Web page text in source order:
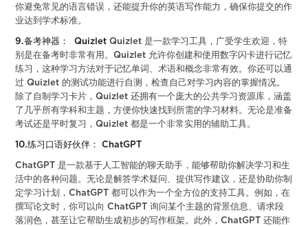
你避免常见的语言错误，还能提升你的英语写作能力，确保你提交的作
业达到学术标准。
9.备考神器： Quizlet Quizlet 是一款学习工具，广受学生欢迎，特
别是在备考时非常有用。Quizlet 允许你创建和使用数字闪卡进行记忆
练习，这种学习方法对于记忆单词、术语和概念非常有效。你还可以通
过 Quizlet 的测试功能进行自测，检查自己对学习内容的掌握情况。
除了自制学习卡片，Quizlet 还拥有一个庞大的公共学习资源库，涵盖
了几乎所有学科和主题，方便你快速找到所需的学习材料。无论是准备
考试还是平时复习，Quizlet 都是一个非常实用的辅助工具。
10.练习口语好伙伴： ChatGPT
ChatGPT 是一款基于人工智能的聊天助手，能够帮助你解决学习和生
活中的各种问题。无论是解答学术疑问、提供写作建议，还是协助你制
定学习计划，ChatGPT 都可以作为一个全方位的支持工具。例如，在
撰写论文时，你可以向 ChatGPT 询问某个主题的背景信息、请求段
落润色，甚至让它帮助生成初步的写作框架。此外，ChatGPT 还能作